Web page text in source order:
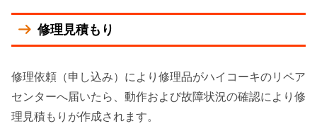
修理見積もり
修理依頼（申し込み）により修理品がハイコーキのリペア
センターへ届いたら、動作および故障状況の確認により修
理見積もりが作成されます。